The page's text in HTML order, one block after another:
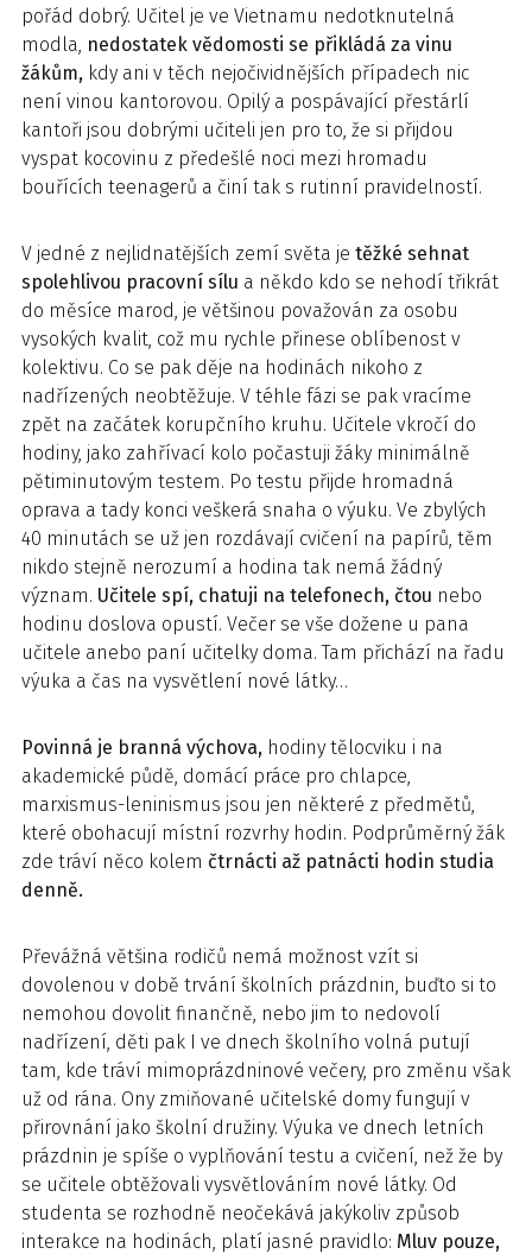
pořád dobrý. Učitel je ve Vietnamu nedotknutelná
modla, nedostatek vědomosti se přikládá za vinu
žákům, kdy ani v těch nejočividnějších případech nic
není vinou kantorovou. Opilý a pospávající přestárlí
kantoři jsou dobrými učiteli jen pro to, že si přijdou
vyspat kocovinu z předešlé noci mezi hromadu
bouřících teenagerů a činí tak s rutinní pravidelností.
V jedné z nejlidnatějších zemí světa je těžké sehnat
spolehlivou pracovní sílu a někdo kdo se nehodí třikrát
do měsíce marod, je většinou považován za osobu
vysokých kvalit, což mu rychle přinese oblíbenost v
kolektivu. Co se pak děje na hodinách nikoho z
nadřízených neobtěžuje. V téhle fázi se pak vracíme
zpět na začátek korupčního kruhu. Učitele vkročí do
hodiny, jako zahřívací kolo počastuji žáky minimálně
pětiminutovým testem. Po testu přijde hromadná
oprava a tady konci veškerá snaha o výuku. Ve zbylých
40 minutách se už jen rozdávají cvičení na papírů, těm
nikdo stejně nerozumí a hodina tak nemá žádný
význam. Učitele spí, chatuji na telefonech, čtou nebo
hodinu doslova opustí. Večer se vše dožene u pana
učitele anebo paní učitelky doma. Tam přichází na řadu
výuka a čas na vysvětlení nové látky…
Povinná je branná výchova, hodiny tělocviku i na
akademické půdě, domácí práce pro chlapce,
marxismus-leninismus jsou jen některé z předmětů,
které obohacují místní rozvrhy hodin. Podprůměrný žák
zde tráví něco kolem čtrnácti až patnácti hodin studia
denně.
Převážná většina rodičů nemá možnost vzít si
dovolenou v době trvání školních prázdnin, buďto si to
nemohou dovolit finančně, nebo jim to nedovolí
nadřízení, děti pak I ve dnech školního volná putují
tam, kde tráví mimoprázdninové večery, pro změnu však
už od rána. Ony zmiňované učitelské domy fungují v
přirovnání jako školní družiny. Výuka ve dnech letních
prázdnin je spíše o vyplňování testu a cvičení, než že by
se učitele obtěžovali vysvětlováním nové látky. Od
studenta se rozhodně neočekává jakýkoliv způsob
interakce na hodinách, platí jasné pravidlo: Mluv pouze,